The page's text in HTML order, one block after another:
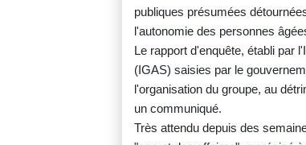
publiques présumées
l'autonomie des personnes
Le rapport d'enquête, établi par
(IGAS) saisies par le
l'organisation du groupe, au
un communiqué.
Très attendu depuis des